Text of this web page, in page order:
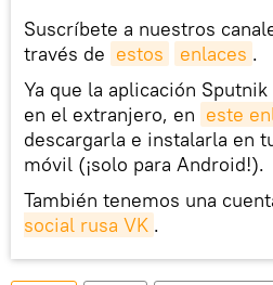
Suscríbete a nuestros
través de estos enlaces .
Ya que la aplicación
en el extranjero, en este
descargarla e instalarla en
móvil (¡solo para Android!).
También tenemos una
social rusa VK .